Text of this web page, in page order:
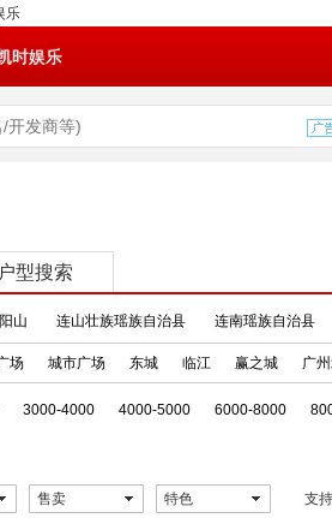
乐
时娱乐
户型搜索
阳山 连山壮族瑶族自治县 连南瑶族自治县
场 城市广场 东城 临江 赢之城 广
3000-4000 4000-5000 6000-8000
售卖 特色 支